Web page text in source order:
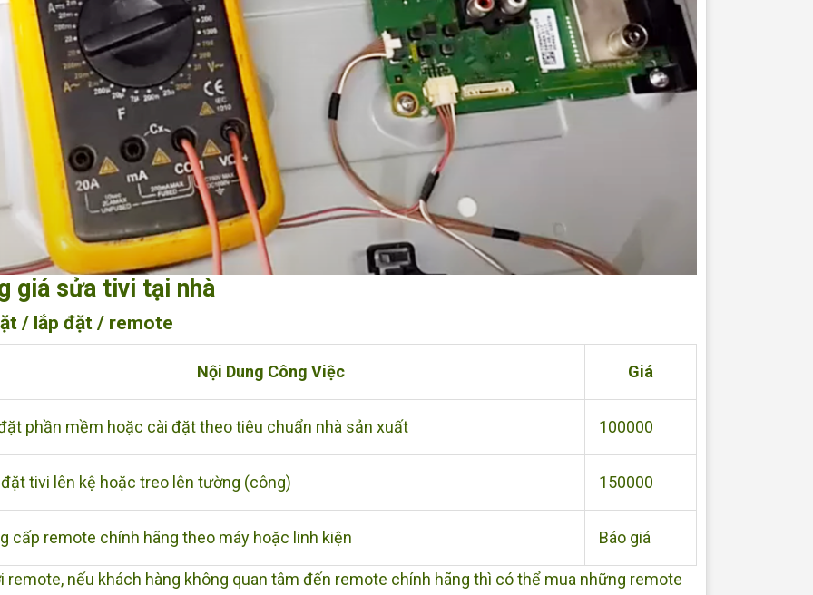
giá sửa tivi tại nhà
/ lắp đặt / remote
Nội Dung Công Việc Giá
phần mềm hoặc cài đặt theo tiêu chuẩn nhà sản xuất 100000
tivi lên kệ hoặc treo lên tường (công) 150000
cấp remote chính hãng theo máy hoặc linh kiện Báo giá
remote, nếu khách hàng không quan tâm đến remote chính hãng thì có thể mua những remote